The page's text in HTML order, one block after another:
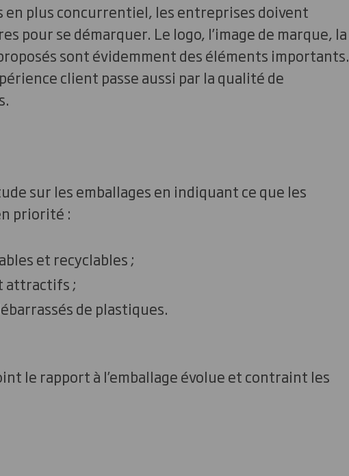
en plus concurrentiel, les entreprises doivent
pour se démarquer. Le logo, l’image de marque, la
sont évidemment des éléments importants.
client passe aussi par la qualité de
sur les emballages en indiquant ce que les
priorité :
et recyclables ;
attractifs ;
de plastiques.
le rapport à l’emballage évolue et contraint les